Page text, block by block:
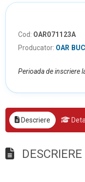
Cod: OAR071123A
Producator: OAR
Perioada de inscriere
Descriere
DESCRIERE